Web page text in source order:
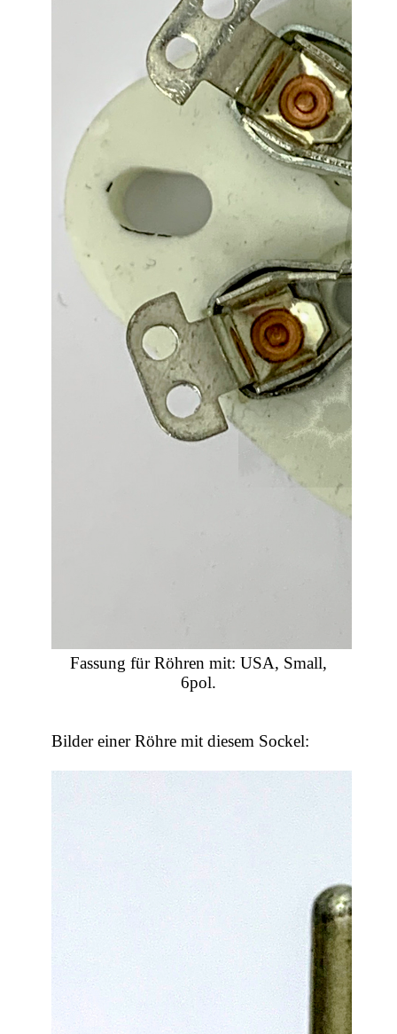
Fassung für Röhren mit: USA, Small,
6pol.
Bilder einer Röhre mit diesem Sockel: